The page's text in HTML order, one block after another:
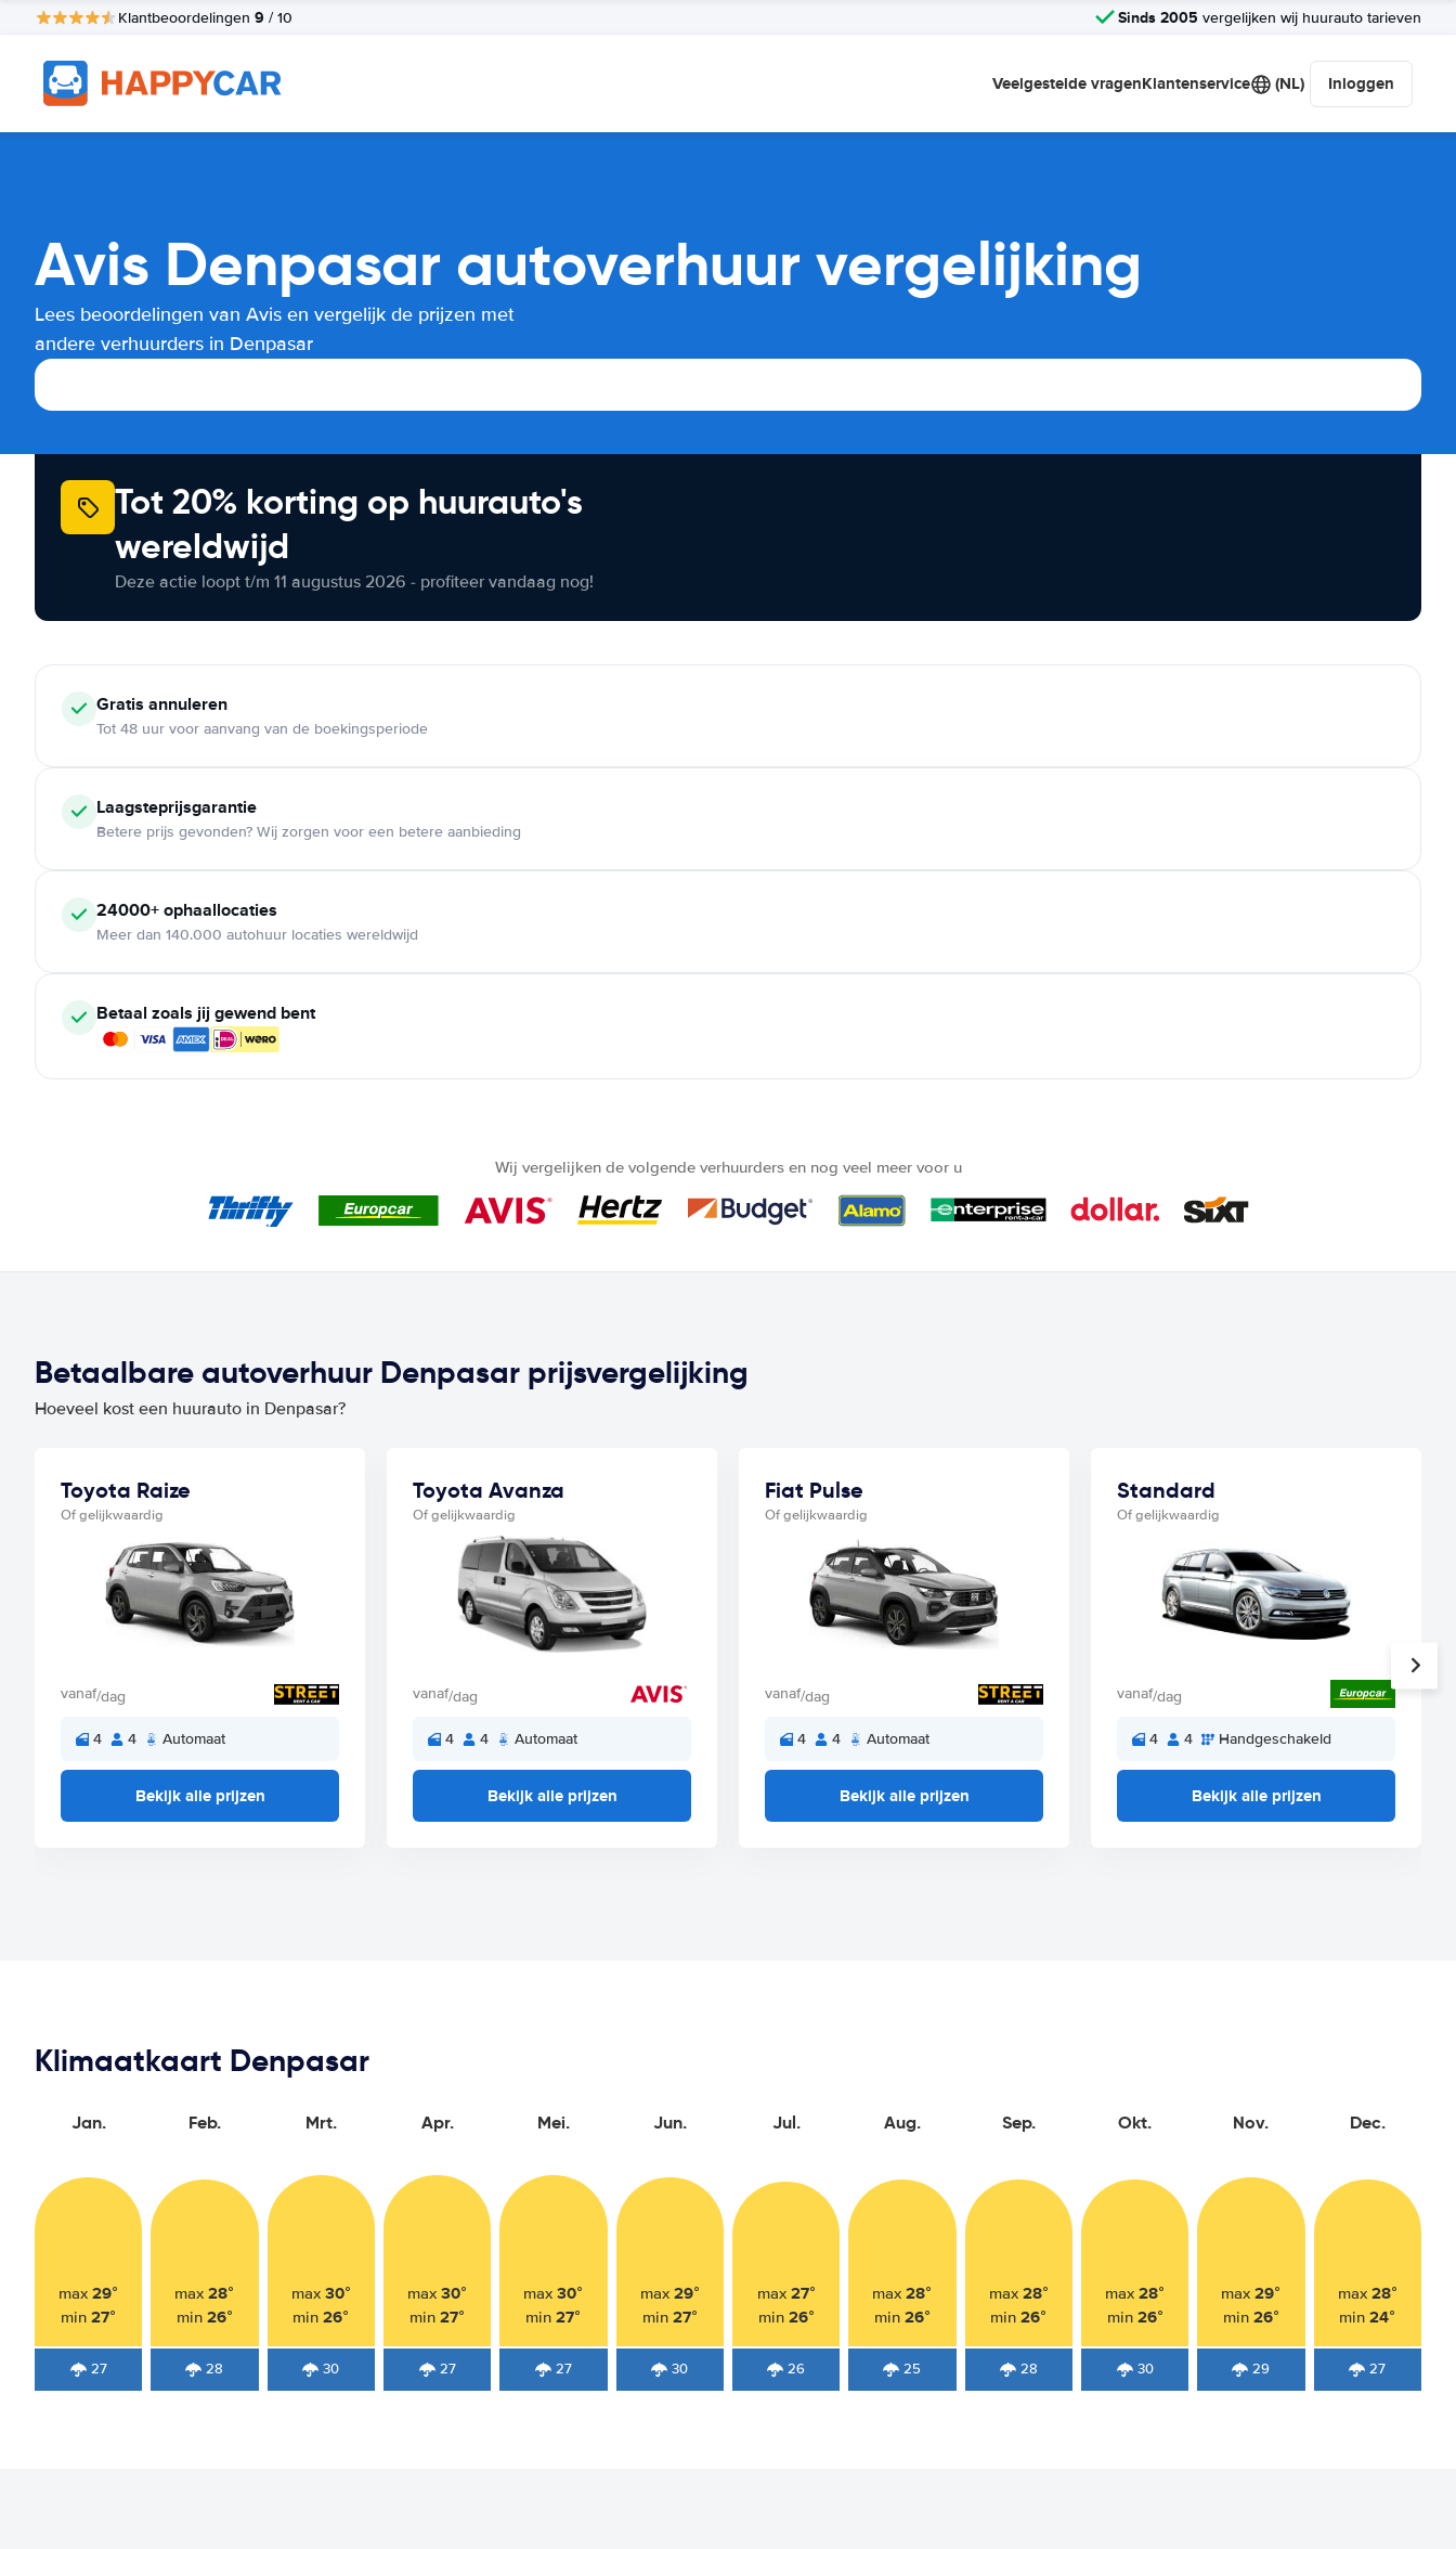
Klantbeoordelingen 9 / 10 Sinds 2005 vergelijken wij huurauto tarieven
Veelgestelde vragenKlantenservice (NL) Inloggen
Avis Denpasar autoverhuur vergelijking
Lees beoordelingen van Avis en vergelijk de prijzen met
andere verhuurders in Denpasar
Tot 20% korting op huurauto's
wereldwijd
Deze actie loopt t/m 11 augustus 2026 - profiteer vandaag nog!
Gratis annuleren
Tot 48 uur voor aanvang van de boekingsperiode
Laagsteprijsgarantie
Betere prijs gevonden? Wij zorgen voor een betere aanbieding
24000+ ophaallocaties
Meer dan 140.000 autohuur locaties wereldwijd
Betaal zoals jij gewend bent
Wij vergelijken de volgende verhuurders en nog veel meer voor u
Betaalbare autoverhuur Denpasar prijsvergelijking
Hoeveel kost een huurauto in Denpasar?
Toyota Raize
Of gelijkwaardig
vanaf/dag
4 4 Automaat
Bekijk alle prijzen
Toyota Avanza
Of gelijkwaardig
vanaf/dag
4 4 Automaat
Bekijk alle prijzen
Fiat Pulse
Of gelijkwaardig
vanaf/dag
4 4 Automaat
Bekijk alle prijzen
Standard
Of gelijkwaardig
vanaf/dag
4 4 Handgeschakeld
Bekijk alle prijzen
Klimaatkaart Denpasar
Jan.
max29°
min27°
27
Feb.
max28°
min 26°
28
Mrt.
max 30°
min26°
30
Apr.
max30°
min27°
27
Mei.
max30°
min27°
27
Jun.
max 29°
min 27°
30
Jul.
max 27°
min 26°
26
Aug.
max28°
min 26°
25
Sep.
max 28°
min26°
28
Okt.
max28°
min 26°
30
Nov.
max29°
min 26°
29
Dec.
max 28°
min24°
27